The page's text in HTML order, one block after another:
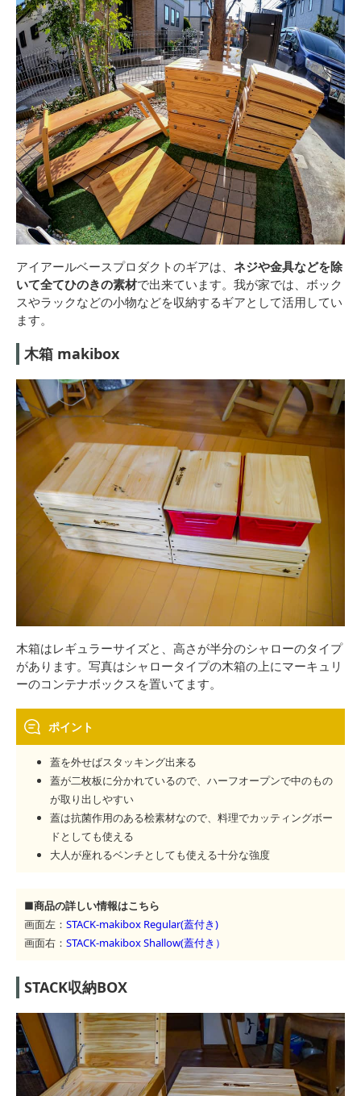
アイアールベースプロダクトのギアは、 ネジや金具などを除
いて全てひのきの素材で出来ています。我が家では、ボック
スやラックなどの小物などを収納するギアとして活用してい
ます。
木箱 makibox
木箱はレギュラーサイズと、高さが半分のシャローのタイプ
があります。写真はシャロータイプの木箱の上にマーキュリ
ーのコンテナボックスを置いてます。
ポイント
蓋を外せばスタッキング出来る
蓋が二枚板に分かれているので、ハーフオープンで中のもの
が取り出しやすい
蓋は抗菌作用のある桧素材なので、料理でカッティングボー
ドとしても使える
大人が座れるベンチとしても使える十分な強度
■商品の詳しい情報はこちら
画面左： STACK-makibox Regular(蓋付き)
画面右： STACK-makibox Shallow(蓋付き）
STACK収納BOX